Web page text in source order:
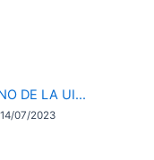
DE LA UI...
07/2023